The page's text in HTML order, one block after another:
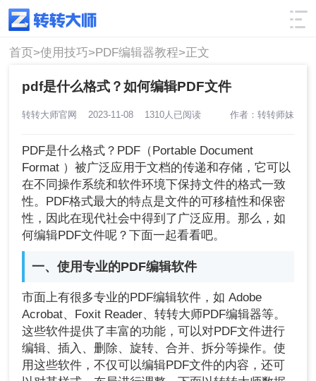
使用技巧 筛选
首页>使用技巧>PDF编辑器教程>正文
pdf是什么格式？如何编辑PDF文件
转转大师官网 2023-11-08 1310人已阅读 作者：转转师妹
PDF是什么格式？PDF（Portable Document
Format ）被广泛应用于文档的传递和存储，它可以
在不同操作系统和软件环境下保持文件的格式一致
性。PDF格式最大的特点是文件的可移植性和保密
性，因此在现代社会中得到了广泛应用。那么，如
何编辑PDF文件呢？下面一起看看吧。
一、使用专业的PDF编辑软件
市面上有很多专业的PDF编辑软件，如 Adobe
Acrobat、Foxit Reader、转转大师PDF编辑器等。
这些软件提供了丰富的功能，可以对PDF文件进行
编辑、插入、删除、旋转、合并、拆分等操作。使
用这些软件，不仅可以编辑PDF文件的内容，还可